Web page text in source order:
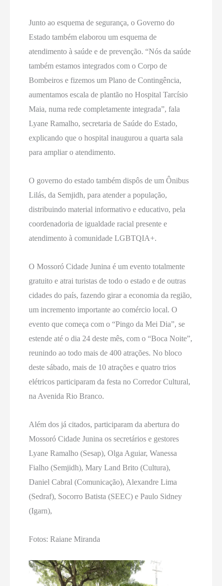
Junto ao esquema de segurança, o Governo do
Estado também elaborou um esquema de
atendimento à saúde e de prevenção. “Nós da saúde
também estamos integrados com o Corpo de
Bombeiros e fizemos um Plano de Contingência,
aumentamos escala de plantão no Hospital Tarcísio
Maia, numa rede completamente integrada”, fala
Lyane Ramalho, secretaria de Saúde do Estado,
explicando que o hospital inaugurou a quarta sala
para ampliar o atendimento.
O governo do estado também dispôs de um Ônibus
Lilás, da Semjidh, para atender a população,
distribuindo material informativo e educativo, pela
coordenadoria de igualdade racial presente e
atendimento à comunidade LGBTQIA+.
O Mossoró Cidade Junina é um evento totalmente
gratuito e atrai turistas de todo o estado e de outras
cidades do país, fazendo girar a economia da região,
um incremento importante ao comércio local. O
evento que começa com o “Pingo da Mei Dia”, se
estende até o dia 24 deste mês, com o “Boca Noite”,
reunindo ao todo mais de 400 atrações. No bloco
deste sábado, mais de 10 atrações e quatro trios
elétricos participaram da festa no Corredor Cultural,
na Avenida Rio Branco.
Além dos já citados, participaram da abertura do
Mossoró Cidade Junina os secretários e gestores
Lyane Ramalho (Sesap), Olga Aguiar, Wanessa
Fialho (Semjidh), Mary Land Brito (Cultura),
Daniel Cabral (Comunicação), Alexandre Lima
(Sedraf), Socorro Batista (SEEC) e Paulo Sidney
(Igarn),
Fotos: Raiane Miranda